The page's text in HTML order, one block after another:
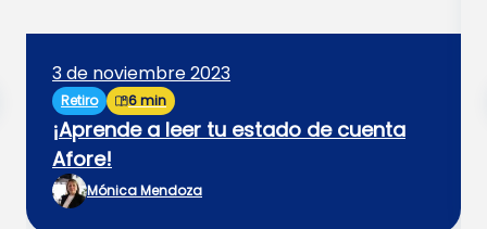
3 de noviembre 2023
Retiro 6 min
¡Aprende a leer tu estado de cuenta
Afore!
Mónica Mendoza